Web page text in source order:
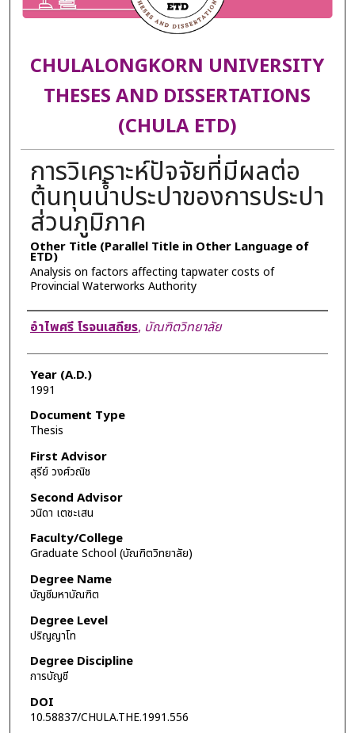
CHULALONGKORN UNIVERSITY
THESES AND DISSERTATIONS
(CHULA ETD)
การวิเคราะห์ปัจจัยที่มีผลต่อ
ต้นทุนน้ำประปาของการประปา
ส่วนภูมิภาค
Other Title (Parallel Title in Other Language of
ETD)
Analysis on factors affecting tapwater costs of
Provincial Waterworks Authority
Author
อำไพศรี โรจนเสถียร, บัณฑิตวิทยาลัย
Year (A.D.)
1991
Document Type
Thesis
First Advisor
สุรีย์ วงศ์วณิช
Second Advisor
วนิดา เตชะเสน
Faculty/College
Graduate School (บัณฑิตวิทยาลัย)
Degree Name
บัญชีมหาบัณฑิต
Degree Level
ปริญญาโท
Degree Discipline
การบัญชี
DOI
10.58837/CHULA.THE.1991.556